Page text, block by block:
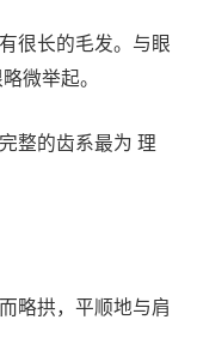
很长的毛发。与眼
微举起。
整的齿系最为 理
略拱，平顺地与肩